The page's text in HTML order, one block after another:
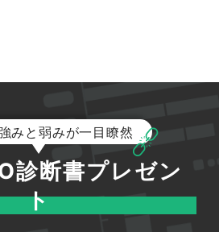
みと弱みが一目瞭然
診断書プレゼン
ト